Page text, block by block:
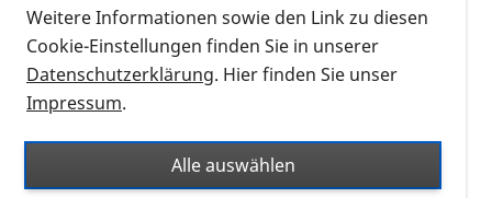
umzugehen. Das Themenspektrum reicht dabei von
A wie Ausbildung bis Z wie Zapfendystrophie.
Die Wege der Unterstützung sind vielfältig: Wir
oder in einer unserer Sprechstunden, Sie können an
Patientenseminaren teilnehmen oder Informationen
Weitere Informationen sowie den Link zu diesen
Cookie-Einstellungen finden Sie in unserer
Datenschutzerklärung. Hier finden Sie unser
Impressum.
Alle auswählen